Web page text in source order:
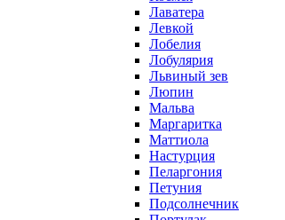
Лаватера
Левкой
Лобелия
Лобулярия
Львиный зев
Люпин
Мальва
Маргаритка
Маттиола
Настурция
Пеларгония
Петуния
Подсолнечник